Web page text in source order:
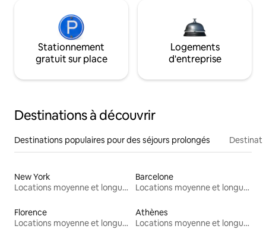
Stationnement
gratuit sur place
Logements
d'entreprise
Destinations à découvrir
Destinations populaires pour des séjours prolongés
New York
Locations moyenne et longue durée
Barcelone
Locations moyenne et longue durée
Florence
Locations moyenne et longue durée
Athènes
Locations moyenne et longue durée